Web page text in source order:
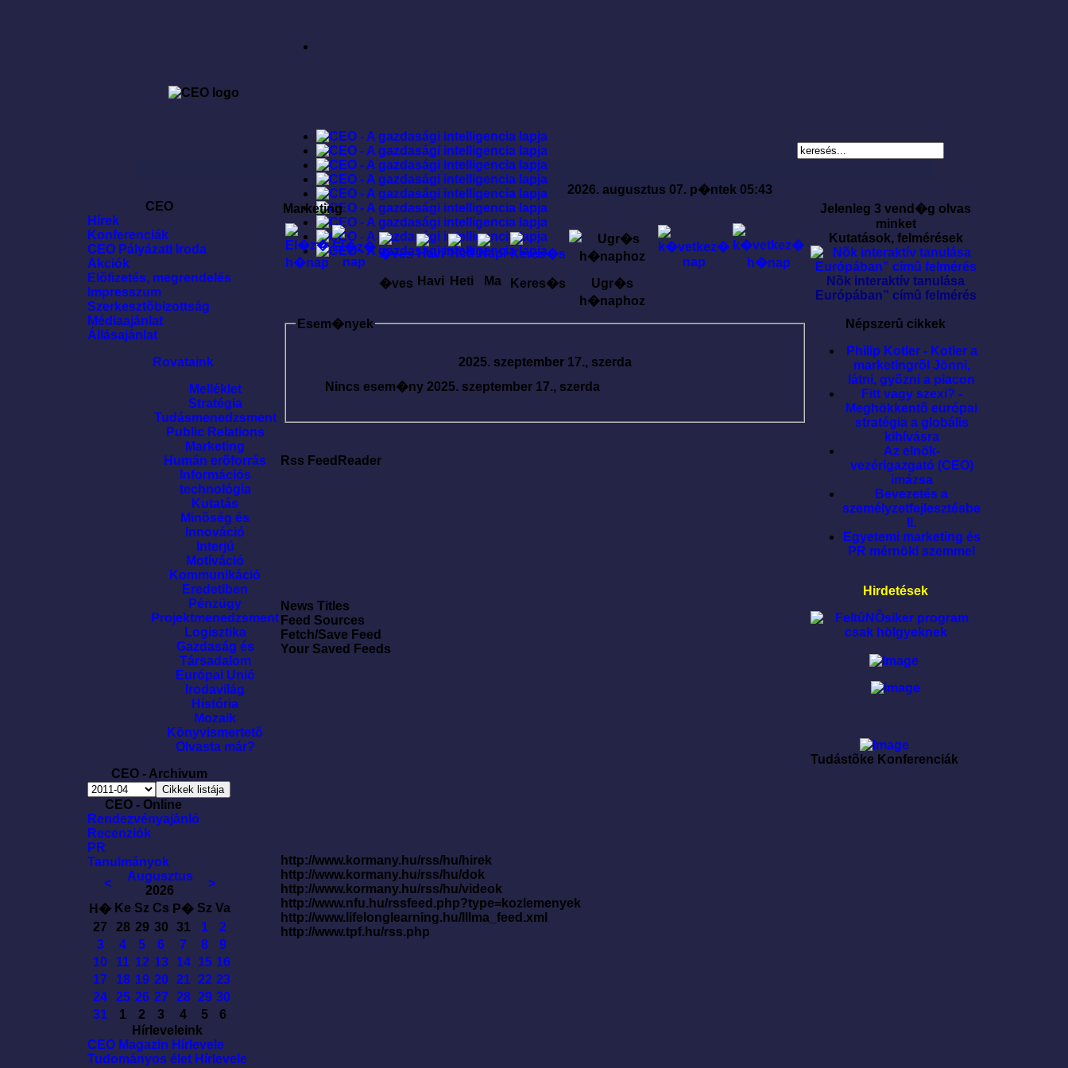
2026. augusztus 07. p�ntek 05:43
CEO
Hírek
Konferenciák
CEO Pályázati Iroda
Akciók
Elõfizetés, megrendelés
Impresszum
Szerkesztõbizottság
Médiaajánlat
Állásajánlat
Rovataink
Melléklet
Stratégia
Tudásmenedzsment
Public Relations
Marketing
Humán erõforrás
Információs
technológia
Kutatás
Minõség és
Innováció
Interjú
Motíváció
Kommunikáció
Eredetiben
Pénzügy
Projektmenedzsment
Logisztika
Gazdaság és
Társadalom
Európai Unió
Irodavilág
História
Mozaik
Könyvismertetõ
Olvasta már?
CEO - Archivum
CEO - Online
Rendezvényajánló
Recenziók
PR
Tanulmányok
<
Augusztus
2026
>
H� Ke Sz Cs P� Sz Va
27
28 29 30 31 1
2
3
4 5 6 7 8
9
10
11 12 13 14 15 16
17
18 19 20 21 22 23
24
25 26 27 28 29 30
31
1 2 3 4 5
6
Hírleveleink
CEO Magazin Hírlevele
Tudományos élet Hírlevele
Marketing
�ves Havi Heti Ma Keres�s
Ugr�s
h�naphoz
Esem�nyek
2025. szeptember 17., szerda
Nincs esem�ny 2025. szeptember 17., szerda
Rss FeedReader
News Titles
Feed Sources
Fetch/Save Feed
Your Saved Feeds
http://www.kormany.hu/rss/hu/hirek
http://www.kormany.hu/rss/hu/dok
http://www.kormany.hu/rss/hu/videok
http://www.nfu.hu/rssfeed.php?type=kozlemenyek
http://www.lifelonglearning.hu/lllma_feed.xml
http://www.tpf.hu/rss.php
Jelenleg 3 vend�g olvas
minket
Kutatások, felmérések
Nõk interaktív tanulása
Európában” címû felmérés
Népszerû cikkek
Philip Kotler - Kotler a
marketingrõl Jönni,
látni, gyõzni a piacon
Fitt vagy szexi? -
Meghökkentõ európai
stratégia a globális
kihívásra
Az elnök-
vezérigazgató (CEO)
imázsa
Bevezetés a
személyzetfejlesztésbe
II.
Egyetemi marketing és
PR mérnöki szemmel
Hirdetések
Tudástõke Konferenciák